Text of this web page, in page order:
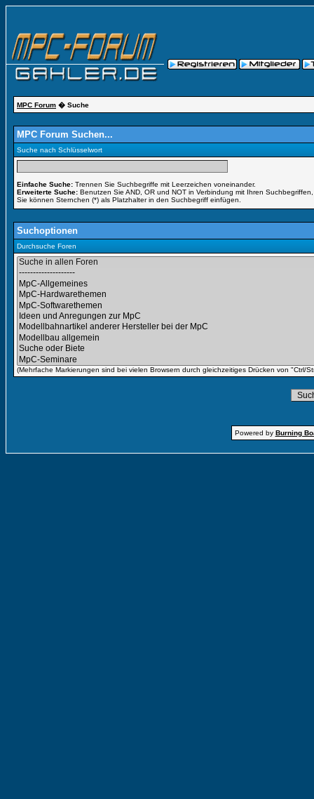
MPC Forum � Suche
MPC Forum Suchen...
Suche nach Schlüsselwort
Einfache Suche: Trennen Sie Suchbegriffe mit Leerzeichen voneinander.
Erweiterte Suche: Benutzen Sie AND, OR und NOT in Verbindung mit Ihren
Sie können Sternchen (*) als Platzhalter in den Suchbegriff einfügen.
Suchoptionen
Durchsuche Foren
(Mehrfache Markierungen sind bei vielen Browsern durch gleichzeitiges Drücken von "Ctrl/
Powered by Burning